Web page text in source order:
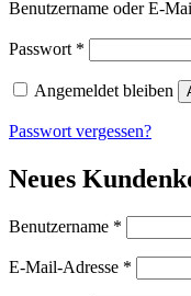
Benutzername oder E-
Passwort *
Angemeldet bleiben
Passwort vergessen?
Neues
Benutzername *
E-Mail-Adresse *